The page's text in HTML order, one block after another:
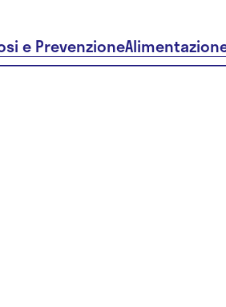
e Prevenzione